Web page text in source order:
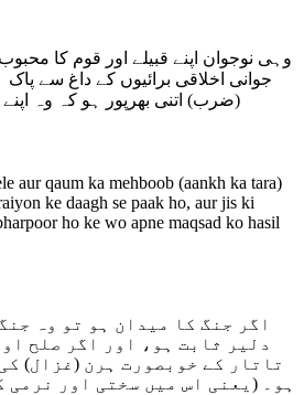
جوانی اخلاقی برائیوں کے داغ سے
(ضرب) اتنی بھرپور ہو کہ وہ
aur qaum ka mehboob (aankh ka tara)
ke daagh se paak ho, aur jis ki
ho ke wo apne maqsad ko hasil
دلیر ثابت ہو، اور اگر صلح
تاتار کے خوبصورت ہرن (غزال)
ہو۔ (یعنی اس میں سختی اور نرمی